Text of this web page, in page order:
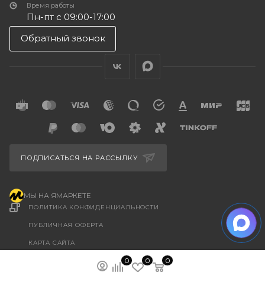
0 0 0
Время работы
Пн-пт с 09:00-17:00
Обратный звонок
ПОЛИТИКА КОНФИДЕНЦИАЛЬНОСТИ
ПУБЛИЧНАЯ ОФЕРТА
КАРТА САЙТА
ПОДПИСАТЬСЯ НА РАССЫЛКУ
МЫ НА ЯМАРКЕТЕ